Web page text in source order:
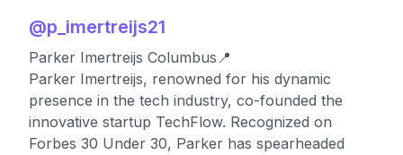
@p_imertreijs21
Parker Imertreijs Columbus📍
Parker Imertreijs, renowned for his dynamic
presence in the tech industry, co-founded the
innovative startup TechFlow. Recognized on
Forbes 30 Under 30, Parker has spearheaded